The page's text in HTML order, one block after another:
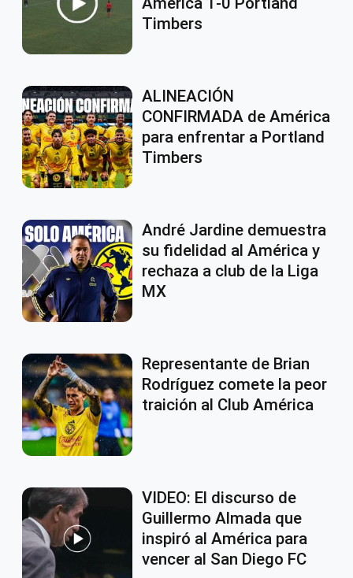
Timbers
ALINEACIÓN
CONFIRMADA de América
para enfrentar a Portland
Timbers
André Jardine demuestra
su fidelidad al América y
rechaza a club de la Liga
MX
Representante de Brian
Rodríguez comete la peor
traición al Club América
VIDEO: El discurso de
Guillermo Almada que
inspiró al América para
vencer al San Diego FC